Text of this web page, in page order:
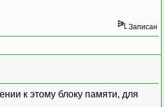
Записан
к этому блоку памяти, для